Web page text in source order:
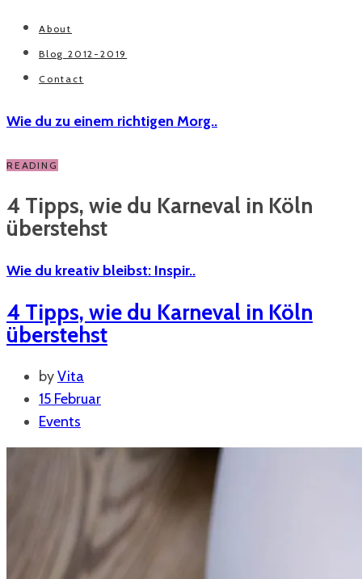
About
Blog 2012-2019
Contact
Wie du zu einem richtigen Morg..
READING
4 Tipps, wie du Karneval in Köln
überstehst
Wie du kreativ bleibst: Inspir..
4 Tipps, wie du Karneval in Köln
überstehst
byVita
15 Februar
Events